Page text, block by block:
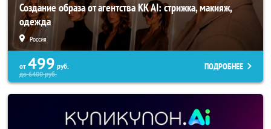
Создание образа от агентства KK AI: стрижка, макияж,
одежда
Россия
от 499 руб.
до6400руб.
ПОДРОБНЕЕ